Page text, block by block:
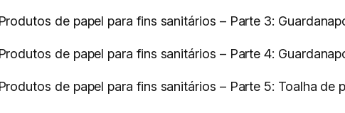
de papel para fins sanitários – Parte 3:
de papel para fins sanitários – Parte 4:
de papel para fins sanitários – Parte 5: Toalha de